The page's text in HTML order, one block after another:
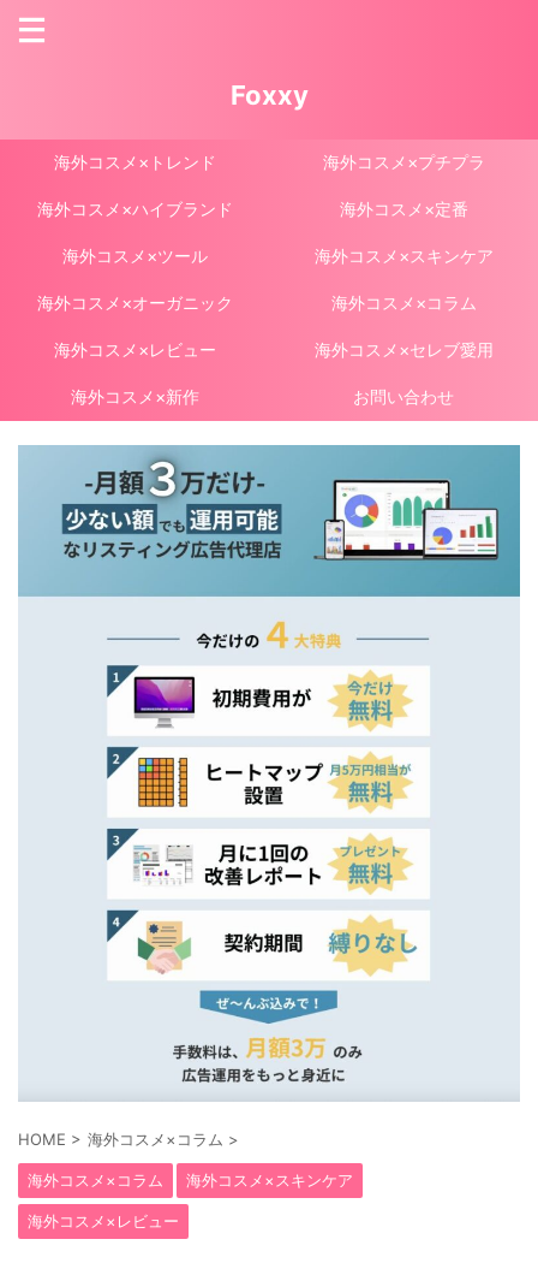
Foxxy
海外コスメ×トレンド 海外コスメ×プチプラ
海外コスメ×ハイブランド 海外コスメ×定番
海外コスメ×ツール 海外コスメ×スキンケア
海外コスメ×オーガニック 海外コスメ×コラム
海外コスメ×レビュー 海外コスメ×セレブ愛用
海外コスメ×新作 お問い合わせ
HOME > 海外コスメ×コラム >
海外コスメ×コラム 海外コスメ×スキンケア
海外コスメ×レビュー